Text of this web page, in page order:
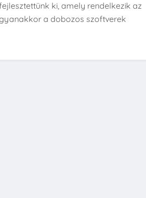
ki, amely rendelkezik az
a dobozos szoftverek